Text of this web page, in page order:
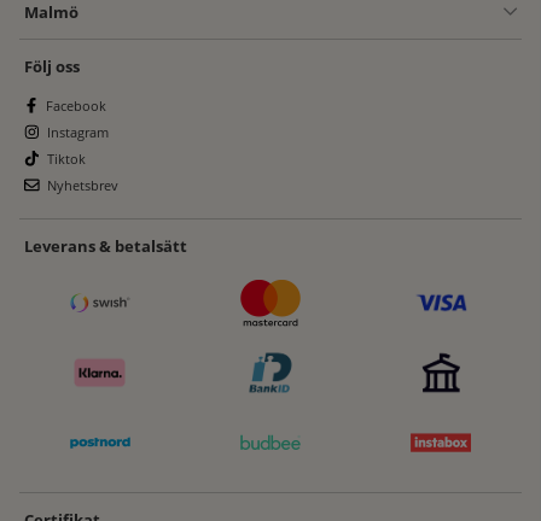
Malmö
Följ oss
Facebook
Instagram
Tiktok
Nyhetsbrev
Leverans & betalsätt